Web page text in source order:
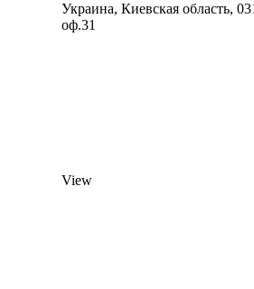
Украина, Киевская область,
оф.31
View